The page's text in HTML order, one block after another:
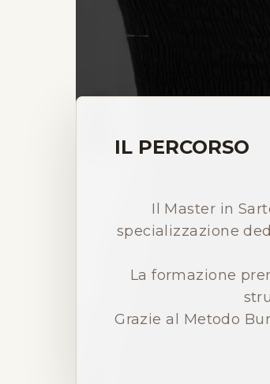
IL PERCORSO
Il Master in
specializzazione
La formazione
Grazie al Metodo